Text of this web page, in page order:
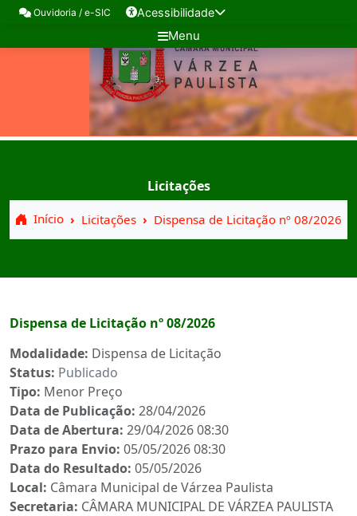
Ouvidoria / e-SIC Acessibilidade
Menu
Licitações
Início Licitações Dispensa de Licitação nº 08/2026
Dispensa de Licitação nº 08/2026
Modalidade: Dispensa de Licitação
Status: Publicado
Tipo: Menor Preço
Data de Publicação: 28/04/2026
Data de Abertura: 29/04/2026 08:30
Prazo para Envio: 05/05/2026 08:30
Data do Resultado: 05/05/2026
Local: Câmara Municipal de Várzea Paulista
Secretaria: CÂMARA MUNICIPAL DE VÁRZEA PAULISTA